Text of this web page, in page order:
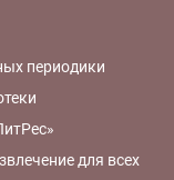
периодики
для всех